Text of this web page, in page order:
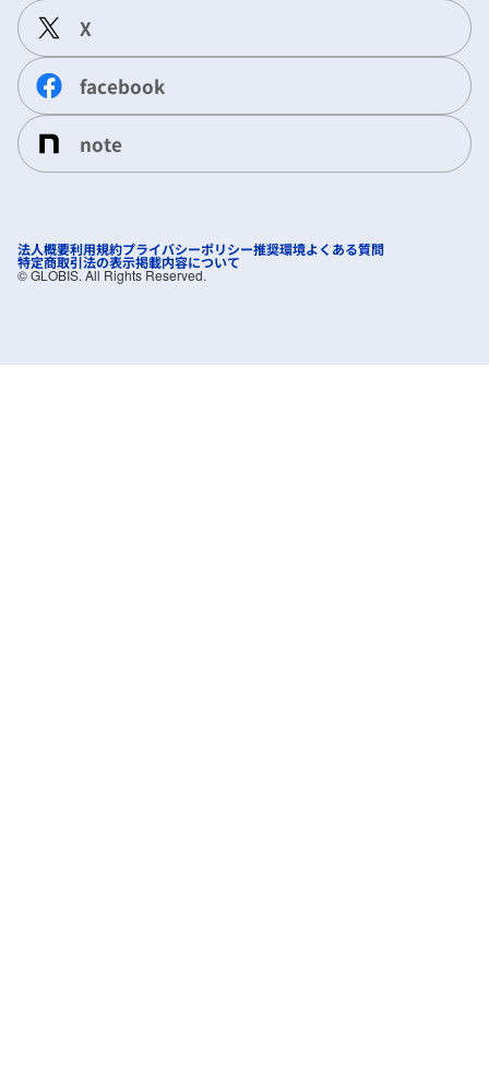
X
facebook
note
法人概要利用規約プライバシーポリシー推奨環境よくある質問
特定商取引法の表示掲載内容について
©︎ GLOBIS. All Rights Reserved.